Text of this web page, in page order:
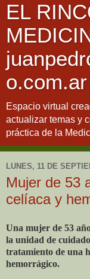
EL
o.com.ar
Espacio virtual
actualizar temas y
práctica de la
LUNES, 11 DE
Mujer de 53
celíaca y
Una mujer de 53
la unidad de
tratamiento de una
hemorrágico.